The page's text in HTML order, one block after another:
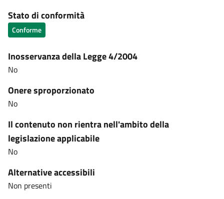
Stato di conformità
Conforme
Inosservanza della Legge 4/2004
No
Onere sproporzionato
No
Il contenuto non rientra nell'ambito della
legislazione applicabile
No
Alternative accessibili
Non presenti